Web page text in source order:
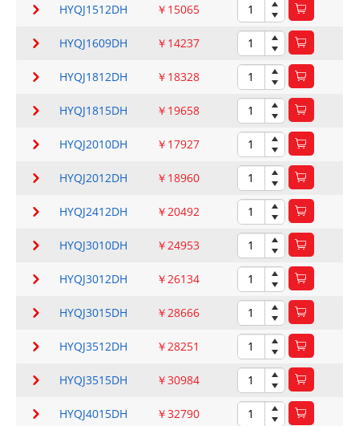
HYQJ1512DH ￥15065
HYQJ1609DH ￥14237
HYQJ1812DH ￥18328
HYQJ1815DH ￥19658
HYQJ2010DH ￥17927
HYQJ2012DH ￥18960
HYQJ2412DH ￥20492
HYQJ3010DH ￥24953
HYQJ3012DH ￥26134
HYQJ3015DH ￥28666
HYQJ3512DH ￥28251
HYQJ3515DH ￥30984
HYQJ4015DH ￥32790